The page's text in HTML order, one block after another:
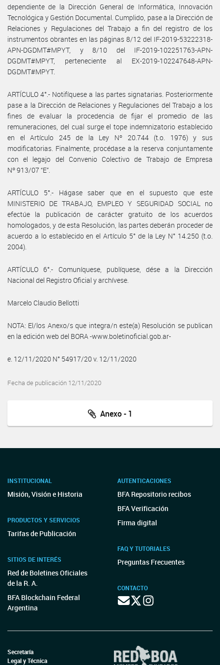
dependiente de la Dirección General de Informática, Innovación
Tecnológica y Gestión Documental. Cumplido, pase a la Dirección de
Relaciones y Regulaciones del Trabajo a fin del registro de los
instrumentos obrantes en las páginas 8/12 del IF-2019-53222318-
APN-DGDMT#MPYT, y 8/10 del IF-2019-102251763-APN-
DGDMT#MPYT, perteneciente al EX-2019-102247648-APN-
DGDMT#MPYT.
ARTÍCULO 4°.- Notifíquese a las partes signatarias. Posteriormente
pase a la Dirección de Relaciones y Regulaciones del Trabajo a los
fines de evaluar la procedencia de fijar el promedio de las
remuneraciones, del cual surge el tope indemnizatorio establecido
en el Artículo 245 de la Ley Nº 20.744 (t.o. 1976) y sus
modificatorias. Finalmente, procédase a la reserva conjuntamente
con el legajo del Convenio Colectivo de Trabajo de Empresa
Nº 913/07 “E”.
ARTÍCULO 5°.- Hágase saber que en el supuesto que este
MINISTERIO DE TRABAJO, EMPLEO Y SEGURIDAD SOCIAL no
efectúe la publicación de carácter gratuito de los acuerdos
homologados, y de esta Resolución, las partes deberán proceder de
acuerdo a lo establecido en el Artículo 5° de la Ley N° 14.250 (t.o.
2004).
ARTÍCULO 6°.- Comuníquese, publíquese, dése a la Dirección
Nacional del Registro Oficial y archívese.
Marcelo Claudio Bellotti
NOTA: El/los Anexo/s que integra/n este(a) Resolución se publican
en la edición web del BORA -www.boletinoficial.gob.ar-
e. 12/11/2020 N° 54917/20 v. 12/11/2020
Fecha de publicación 12/11/2020
Anexo - 1
INSTITUCIONAL
Misión, Visión e Historia
PRODUCTOS Y SERVICIOS
Tarifas de Publicación
SITIOS DE INTERÉS
Red de Boletines Oficiales
de la R. A.
BFA Blockchain Federal
Argentina
AUTENTICACIONES
BFA Repositorio recibos
BFA Verificación
Firma digital
FAQ Y TUTORIALES
Preguntas Frecuentes
CONTACTO
Secretaría
Legal y Técnica